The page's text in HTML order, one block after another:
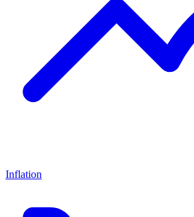
Inflation